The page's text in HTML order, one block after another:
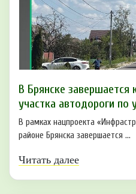
В Брянске завершается
участка автодороги по
В рамках нацпроекта
районе Брянска завершается ...
Читать далее